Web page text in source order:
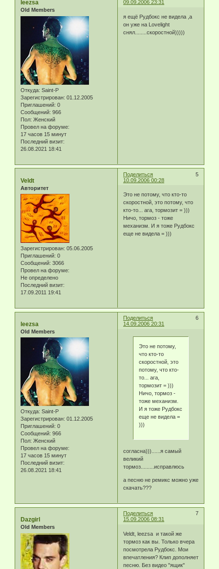
09.09.2006 23:31
leezsa
Old Members
Откуда: Saint-P
Зарегистрирован: 01.12.2005
Приглашений: 0
Сообщений: 966
Пол: Женский
Провел на форуме:
17 часов 15 минут
Последний визит:
26.08.2021 18:41
я ещё Рудбокс не видела ,а
он уже на Lovelight
снял........скоростной)))))
Поделиться
5
10.09.2006 00:28
Veldt
Авторитет
Зарегистрирован: 05.06.2005
Приглашений: 0
Сообщений: 3066
Провел на форуме:
Не определено
Последний визит:
17.09.2011 19:41
Это не потому, что кто-то
скоростной, это потому, что
кто-то... ага, тормозит = )))
Ничо, тормоз - тоже
механизм. И я тоже Рудбокс
еще не видела = )))
Поделиться
6
14.09.2006 20:31
leezsa
Old Members
Откуда: Saint-P
Зарегистрирован: 01.12.2005
Приглашений: 0
Сообщений: 966
Пол: Женский
Провел на форуме:
17 часов 15 минут
Последний визит:
26.08.2021 18:41
Это не потому,
что кто-то
скоростной, это
потому, что кто-
то... ага,
тормозит = )))
Ничо, тормоз -
тоже механизм.
И я тоже Рудбокс
еще не видела =
)))
согласна)))......я самый
великий
тормоз.........исправлюсь
а песню не ремикс можно уже
скачать???
Поделиться
7
15.09.2006 08:31
Dazgirl
Old Members
Veldt, leezsa и такой же
тормоз как вы. Только вчера
посмотрела Рудбокс. Мои
впечатления? Клип дополняет
песню. Без видео "ящик"